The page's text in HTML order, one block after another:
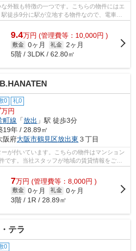
外観も特徴の一つです。こちらの物件にはエ
徒歩9分に駅が立地する物件なので、電車を
す。こち...
9.4万円 (管理費等：10,000円 )
敷金 0ヶ月 礼金
2ヶ月
5階 / 3LDK / 62.80㎡
0 礼0
万円
町線 「放出 」駅 徒歩3分
19年 / 28.89㎡
阪府大阪市鶴見区放出東 ３丁目
が付いています。こちらの物件はマンション
です。当社スタッフが地域の賃貸情報をご提
7万円 (管理費等：8,000円 )
敷金 0ヶ月 礼金 0ヶ月
3階 / 1R / 28.89㎡
テラ
0